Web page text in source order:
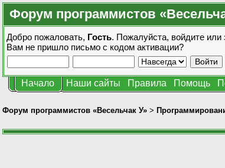
Форум программистов
Добро пожаловать, Гость. Пожалуйста, войдите или
Вам не пришло письмо с кодом активации?
Начало Наши сайты Правила Помощь
Форум программистов «Весельчак У» >